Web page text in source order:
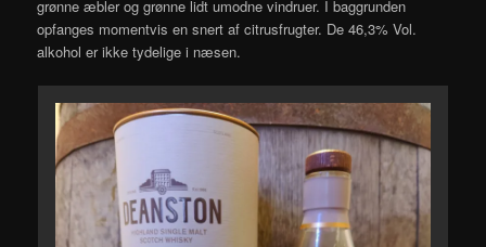
grønne æbler og grønne lidt umodne vindruer. I baggrunden
opfanges momentvis en snert af citrusfrugter. De 46,3% Vol.
alkohol er ikke tydelige i næsen.